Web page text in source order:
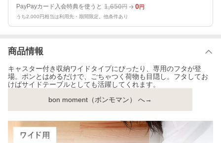
PayPayカード入会特典を使うと 1,650円 0円
うち2,000円相当は利用先・期間限定。他条件あり
商品情報
キャスター付き収納ワイドタイプにぴったり、専用のフタが登
場。ポンとはめるだけで、ごちゃつく荷物も目隠し。フタしてお
けばサイドテーブルとしても活躍してくれます。
bon moment（ボンモマン） へ→